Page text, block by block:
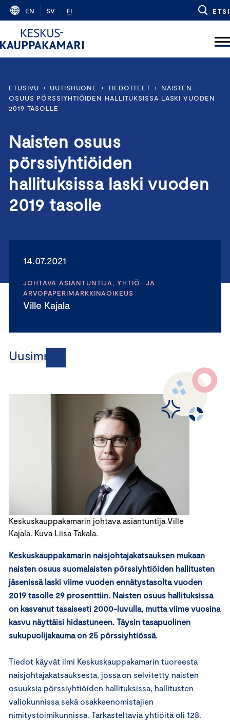
Skip
content
EN SV FI ETSI
ETUSIVU › UUTISHUONE › TIEDOTTEET ›
NAISTEN
OSUUS PÖRSSIYHTIÖIDEN HALLITUKSISSA LASKI VUODEN
2019 TASOLLE
Naisten osuus
pörssiyhtiöiden
hallituksissa laski vuoden
2019 tasolle
14.07.2021
JOHTAVA ASIANTUNTIJA, YHTIÖ- JA
ARVOPAPERIMARKKINAOIKEUS
Ville Kajala
Uusimmat
Keskuskauppakamarin johtava asiantuntija Ville
Kajala. Kuva Liisa Takala.
Keskuskauppakamarin naisjohtajakatsauksen mukaan
naisten osuus suomalaisten pörssiyhtiöiden hallitusten
jäsenissä laski viime vuoden ennätystasolta vuoden
2019 tasolle 29 prosenttiin. Naisten osuus hallituksissa
on kasvanut tasaisesti 2000-luvulla, mutta viime vuosina
kasvu näyttäisi hidastuneen. Täysin tasapuolinen
sukupuolijakauma on 25 pörssiyhtiössä.
Tiedot käyvät ilmi Keskuskauppakamarin tuoreesta
naisjohtajakatsauksesta, jossa on selvitetty naisten
osuuksia pörssiyhtiöiden hallituksissa, hallitusten
valiokunnissa sekä osakkeenomistajien
nimitystoimikunnissa. Tarkasteltavia yhtiöitä oli 128.